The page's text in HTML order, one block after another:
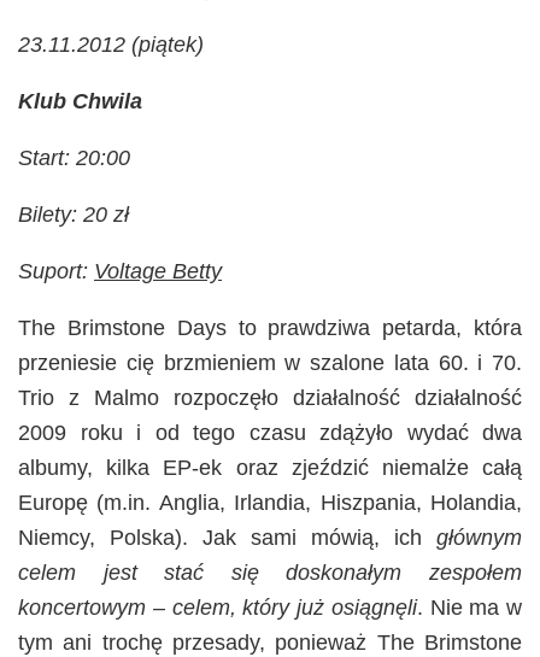
23.11.2012 (piątek)
Klub Chwila
Start: 20:00
Bilety: 20 zł
Suport: Voltage Betty
The Brimstone Days to prawdziwa petarda, która
przeniesie cię brzmieniem w szalone lata 60. i 70.
Trio z Malmo rozpoczęło działalność działalność
2009 roku i od tego czasu zdążyło wydać dwa
albumy, kilka EP-ek oraz zjeździć niemalże całą
Europę (m.in. Anglia, Irlandia, Hiszpania, Holandia,
Niemcy, Polska). Jak sami mówią, ich głównym
celem jest stać się doskonałym zespołem
koncertowym – celem, który już osiągnęli. Nie ma w
tym ani trochę przesady, ponieważ The Brimstone